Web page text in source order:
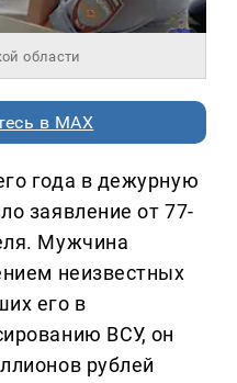
области
в MAX
года в дежурную
заявление от 77-
Мужчина
неизвестных
его в
ВСУ, он
рублей